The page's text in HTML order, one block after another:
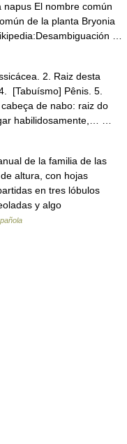
napus El nombre común
de la planta Bryonia
…
2. Raiz desta
[Tabuísmo] Pênis. 5.
de nabo: raiz do
habilidosamente,… …
de la familia de las
altura, con hojas
en tres lóbulos
y algo